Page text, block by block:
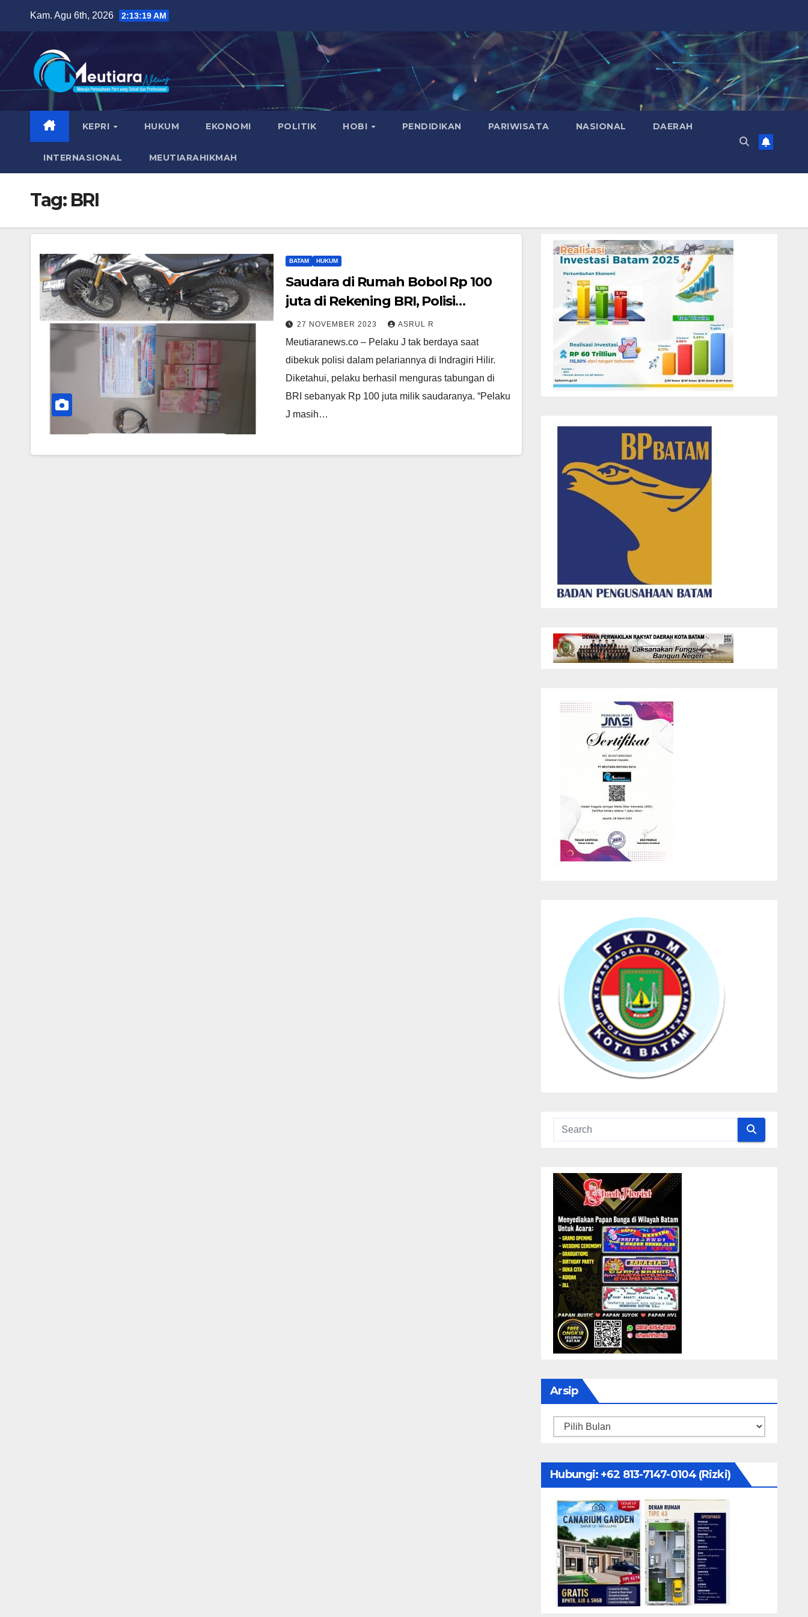
content
Kam. Agu 6th, 2026 2:13:20 AM
KEPRI HUKUM EKONOMI POLITIK HOBI PENDIDIKAN PARIWISATA NASIONAL DAERAH
INTERNASIONAL MEUTIARAHIKMAH
Tag: BRI
BATAM HUKUM
Saudara di Rumah Bobol Rp 100
juta di Rekening BRI, Polisi
Tangkap Pelaku di Indragiri Hilir
27 NOVEMBER 2023 ASRUL R
Meutiaranews.co – Pelaku J tak berdaya saat
dibekuk polisi dalam pelariannya di Indragiri Hilir.
Diketahui, pelaku berhasil menguras tabungan di
BRI sebanyak Rp 100 juta milik saudaranya. “Pelaku
J masih…
Arsip
Arsip
Hubungi: ‪+62 813-7147-0104‬ (Rizki)